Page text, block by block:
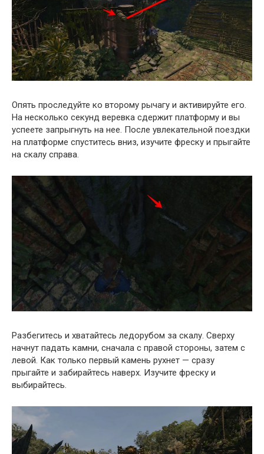
Опять проследуйте ко второму рычагу и активируйте его.
На несколько секунд веревка сдержит платформу и вы
успеете запрыгнуть на нее. После увлекательной поездки
на платформе спуститесь вниз, изучите фреску и прыгайте
на скалу справа.
Разбегитесь и хватайтесь ледорубом за скалу. Сверху
начнут падать камни, сначала с правой стороны, затем с
левой. Как только первый камень рухнет — сразу
прыгайте и забирайтесь наверх. Изучите фреску и
выбирайтесь.